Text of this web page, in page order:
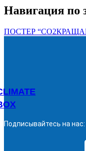
Навигация по
ПОСТЕР
Подписывайтесь на нас: